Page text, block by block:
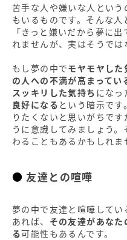
苦手な人や嫌いな人とい
もいるものです。そんな人
「きっと嫌いだから夢に
れませんが、実はそうでは
もし夢の中でモヤモヤした
の人への不満が高まってい
スッキリした気持ち になっ
良好になる という暗示で
りたくないと思いがちで
うに意識してみましょう
わることもあるかもしれま
友達との喧嘩
夢の中で友達と喧嘩してい
あれば、 その友達があな
る可能性もあるんです。